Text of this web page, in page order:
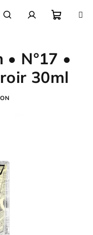
košík
N°17 •
30ml